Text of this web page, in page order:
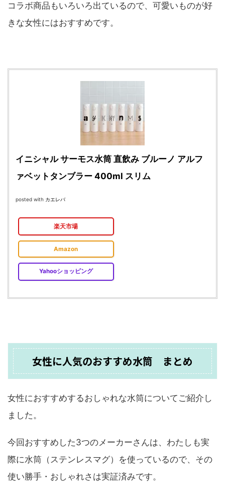
コラボ商品もいろいろ出ているので、可愛いものが好
きな女性にはおすすめです。
イニシャル サーモス水筒 直飲み ブルーノ アルフ
ァベットタンブラー 400ml スリム
posted with カエレバ
楽天市場
Amazon
Yahooショッピング
女性に人気のおすすめ水筒 まとめ
女性におすすめするおしゃれな水筒についてご紹介し
ました。
今回おすすめした3つのメーカーさんは、わたしも実
際に水筒（ステンレスマグ）を使っているので、その
使い勝手・おしゃれさは実証済みです。